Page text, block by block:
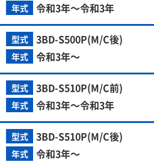
年式 令和3年～令和3年
型式 3BD-S500P(M/C後)
年式 令和3年～
型式 3BD-S510P(M/C前)
年式 令和3年～令和3年
型式 3BD-S510P(M/C後)
年式 令和3年～